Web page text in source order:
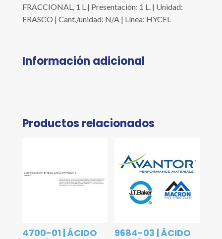
FRACCIONAL, 1 L | Presentación: 1 L. | Unidad:
FRASCO | Cant./unidad: N/A | Línea: HYCEL
Información adicional
Productos relacionados
4700-01 | ÁCIDO
9684-03 | ÁCIDO